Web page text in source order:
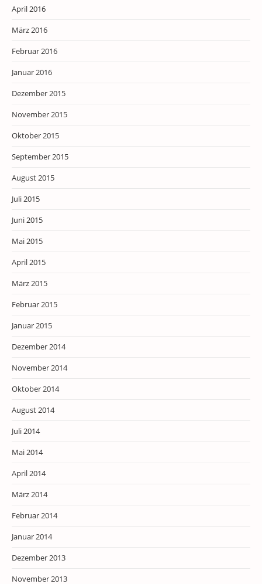
April 2016
März 2016
Februar 2016
Januar 2016
Dezember 2015
November 2015
Oktober 2015
September 2015
August 2015
Juli 2015
Juni 2015
Mai 2015
April 2015
März 2015
Februar 2015
Januar 2015
Dezember 2014
November 2014
Oktober 2014
August 2014
Juli 2014
Mai 2014
April 2014
März 2014
Februar 2014
Januar 2014
Dezember 2013
November 2013